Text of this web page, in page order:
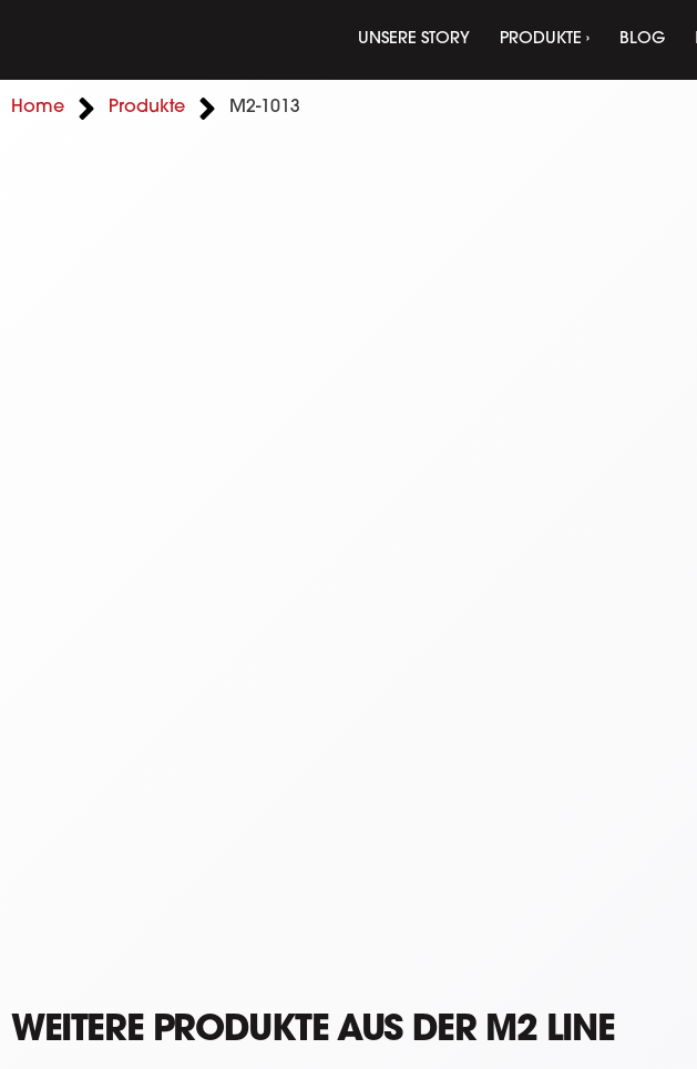
UNSERE STORY PRODUKTE › BLOG
Home Produkte M2-1013
WEITERE PRODUKTE AUS DER M2 LINE